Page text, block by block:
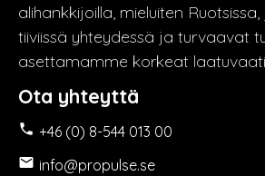
alihankkijoilla, mieluiten
tiiviissä yhteydessä ja turvaavat
asettamamme korkeat
Ota yhteyttä
 +46 (0) 8-544 013 00
 info@propulse.se